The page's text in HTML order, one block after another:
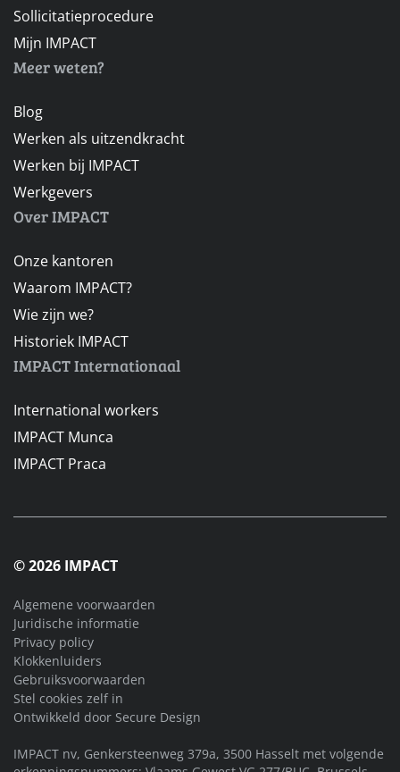
Sollicitatieprocedure
Mijn IMPACT
Meer weten?
Blog
Werken als uitzendkracht
Werken bij IMPACT
Werkgevers
Over IMPACT
Onze kantoren
Waarom IMPACT?
Wie zijn we?
Historiek IMPACT
IMPACT Internationaal
International workers
IMPACT Munca
IMPACT Praca
© 2026 IMPACT
Algemene voorwaarden
Juridische informatie
Privacy policy
Klokkenluiders
Gebruiksvoorwaarden
Stel cookies zelf in
Ontwikkeld door Secure Design
IMPACT nv, Genkersteenweg 379a, 3500 Hasselt met volgende